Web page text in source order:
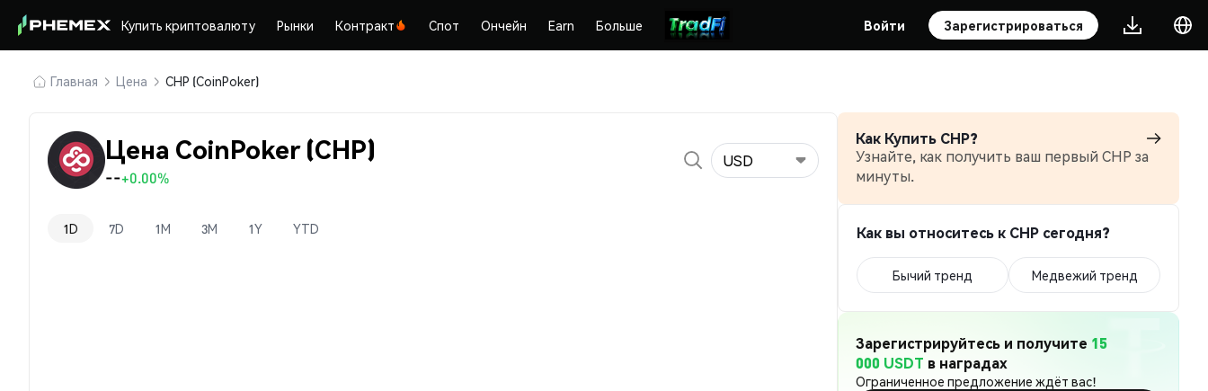
Купить криптовалюту Рынки Контракт Спот Ончейн Earn Больше Войти Зарегистрироваться
Главная Цена CHP (CoinPoker)
Цена CoinPoker (CHP)
--+0.00%
USD
1D 7D 1M 3M 1Y YTD
Как Купить CHP?
Узнайте, как получить ваш первый CHP за
минуты.
Как вы относитесь к CHP сегодня?
Бычий тренд Медвежий тренд
Зарегистрируйтесь и получите 15
000 USDT в наградах
Ограниченное предложение ждёт вас!